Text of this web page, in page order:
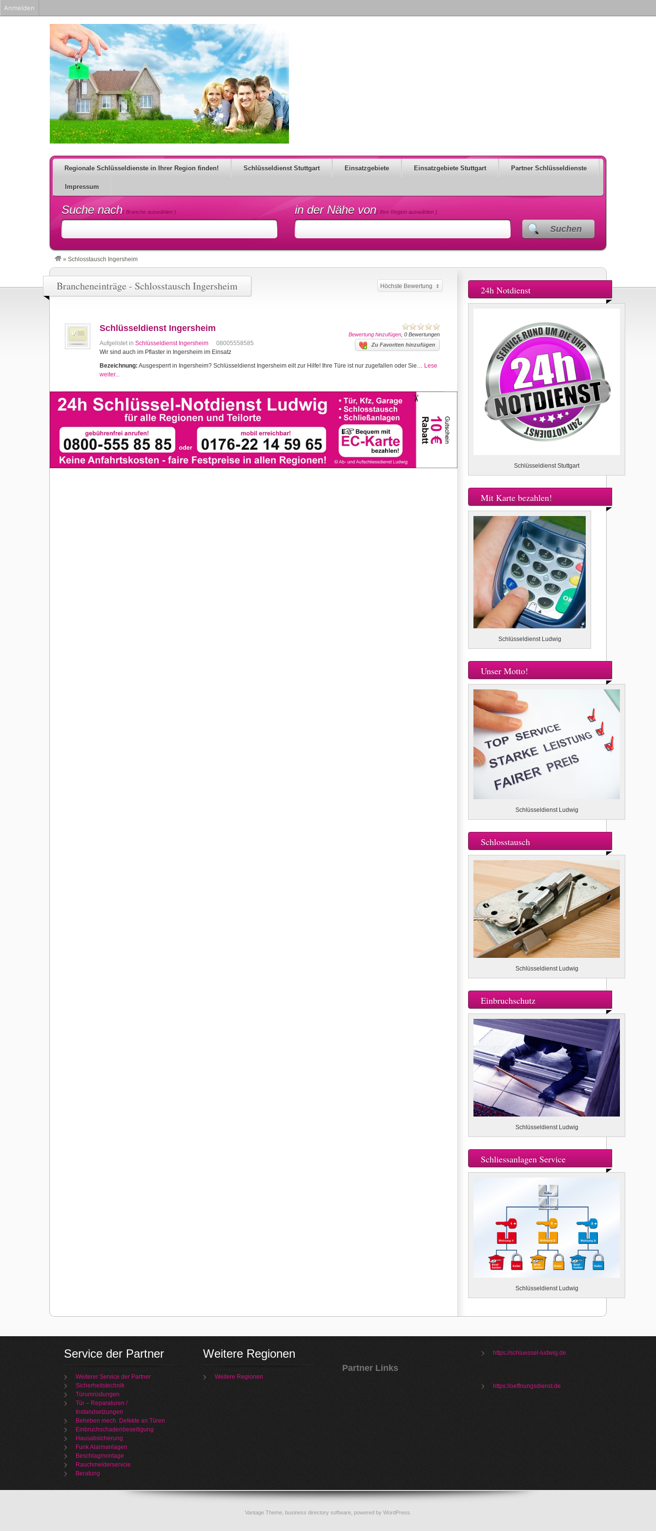
Regionale Schlüsseldienste in Ihrer Region finden! Schlüsseldienst Stuttgart Einsatzgebiete Einsatzgebiete Stuttgart Partner Schlüsseldienste
Impressum
Suche nach( Branche auswählen ) in der Nähe von( Ihre Region auswählen )
Suchen
» Schlosstausch Ingersheim
Brancheneinträge - Schlosstausch Ingersheim Höchste Bewertung
Bewertung hinzufügen , 0 Bewertungen
Schlüsseldienst Ingersheim
Aufgelistet in Schlüsseldienst Ingersheim Zu Favoriten hinzufügen
08005558585
Wir sind auch im Pflaster in Ingersheim im Einsatz
Bezeichnung: Ausgesperrt in Ingersheim? Schlüsseldienst Ingersheim eilt zur Hilfe! Ihre Türe ist nur zugefallen oder Sie… Lese
weiter...
24h Notdienst
Schlüsseldienst Stuttgart
Mit Karte bezahlen!
Schlüsseldienst Ludwig
Unser Motto!
Schlüsseldienst Ludwig
Schlosstausch
Schlüsseldienst Ludwig
Einbruchschutz
Schlüsseldienst Ludwig
Schliessanlagen Service
Schlüsseldienst Ludwig
Service der Partner
Weiterer Service der Partner
Sicherheitstechnik
Türumrüstungen
Tür – Reparaturen /
Instandsetzungen
Beheben mech. Defekte an Türen
Einbruchschadenbeseitigung
Hausabsicherung
Funk Alarmanlagen
Beschlagmontage
Rauchmelderservcie
Beratung
Weitere Regionen
Weitere Regionen
Partner Links
https://schluessel-ludwig.de
https://oeffnungsdienst.de
Vantage Theme, business directory software, powered by WordPress
Anmelden